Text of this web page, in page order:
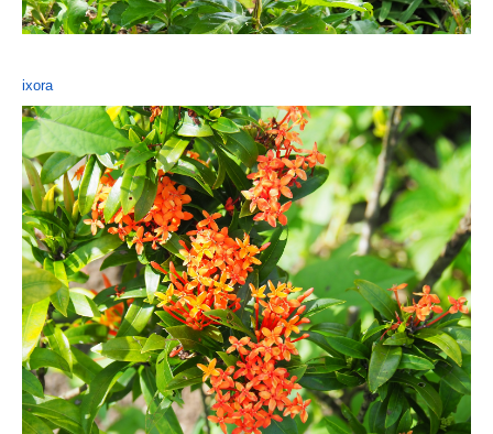
ixora